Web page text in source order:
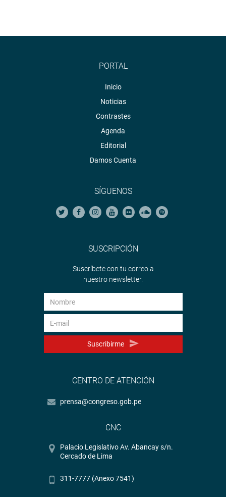
PORTAL
Inicio
Noticias
Contrastes
Agenda
Editorial
Damos Cuenta
SÍGUENOS
SUSCRIPCIÓN
Suscríbete con tu correo a
nuestro newsletter.
Suscribirme
CENTRO DE ATENCIÓN
prensa@congreso.gob.pe
CNC
Palacio Legislativo Av. Abancay s/n.
Cercado de Lima
311-7777 (Anexo 7541)